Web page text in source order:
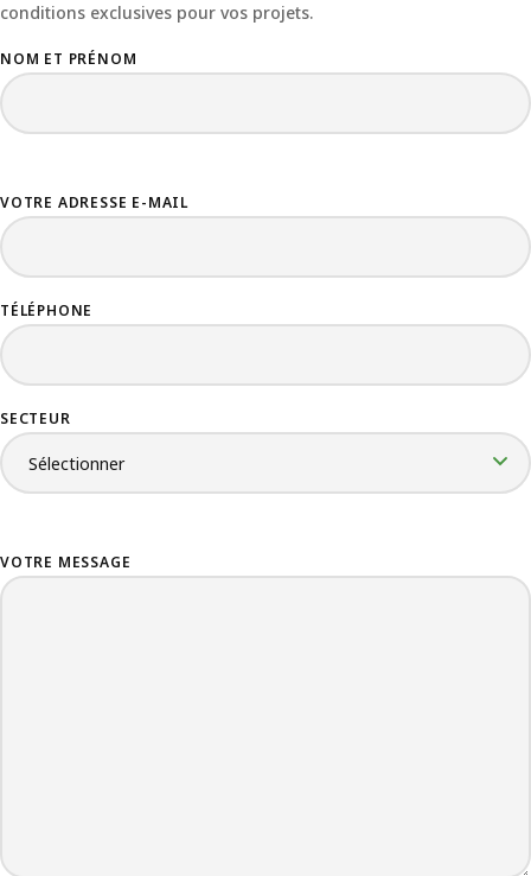
conditions exclusives pour vos projets.
NOM ET PRÉNOM
VOTRE ADRESSE E-MAIL
TÉLÉPHONE
SECTEUR
VOTRE MESSAGE